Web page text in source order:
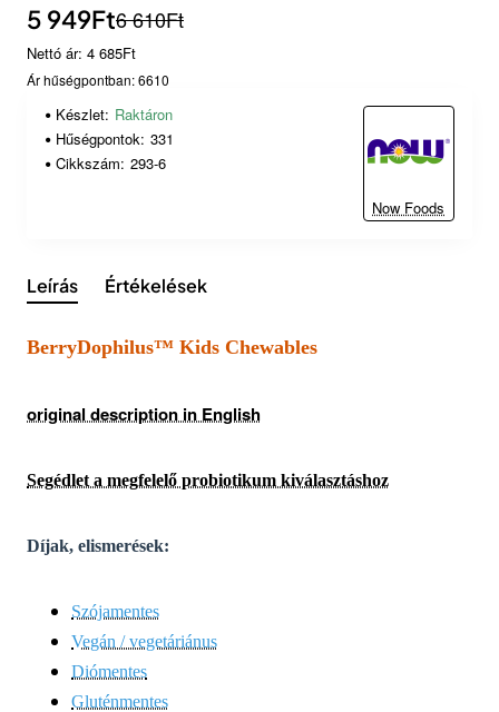
5 949Ft6 610Ft
Nettó ár: 4 685Ft
Ár hűségpontban: 6610
Készlet: Raktáron
Hűségpontok: 331
Cikkszám: 293-6
Now Foods
Leírás Értékelések
BerryDophilus™ Kids Chewables
original description in English
Segédlet a megfelelő probiotikum kiválasztáshoz
Díjak, elismerések:
Szójamentes
Vegán / vegetáriánus
Diómentes
Gluténmentes